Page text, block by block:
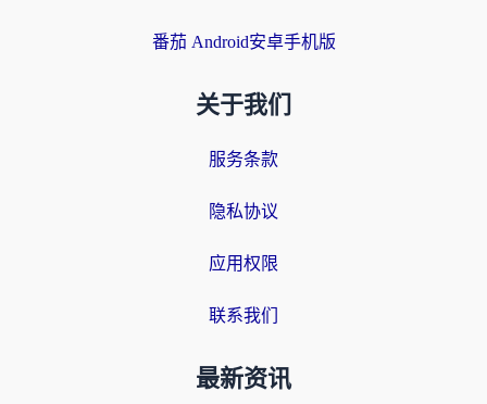
番茄 Android安卓手机版
关于我们
服务条款
隐私协议
应用权限
联系我们
最新资讯